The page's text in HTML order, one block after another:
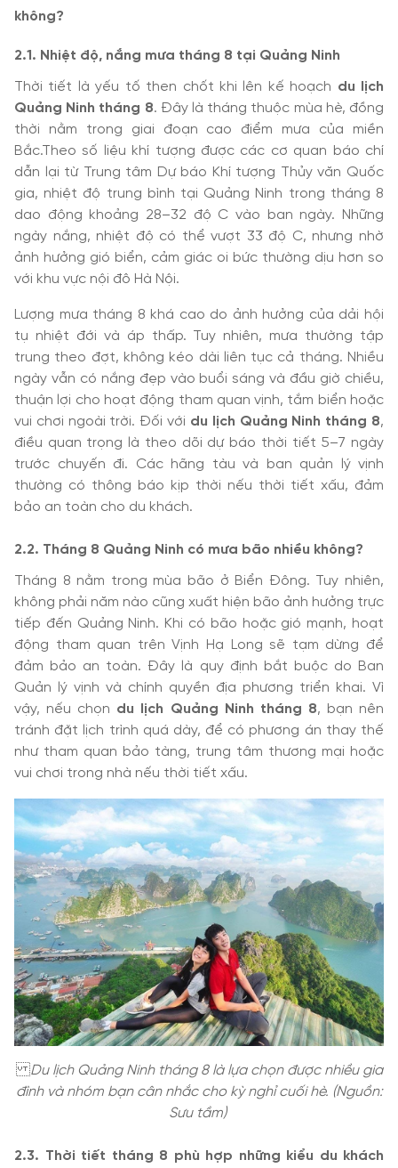
không?
2.1. Nhiệt độ, nắng mưa tháng 8 tại Quảng Ninh
Thời tiết là yếu tố then chốt khi lên kế hoạch du lịch
Quảng Ninh tháng 8. Đây là tháng thuộc mùa hè, đồng
thời nằm trong giai đoạn cao điểm mưa của miền
Bắc.Theo số liệu khí tượng được các cơ quan báo chí
dẫn lại từ Trung tâm Dự báo Khí tượng Thủy văn Quốc
gia, nhiệt độ trung bình tại Quảng Ninh trong tháng 8
dao động khoảng 28–32 độ C vào ban ngày. Những
ngày nắng, nhiệt độ có thể vượt 33 độ C, nhưng nhờ
ảnh hưởng gió biển, cảm giác oi bức thường dịu hơn so
với khu vực nội đô Hà Nội.
Lượng mưa tháng 8 khá cao do ảnh hưởng của dải hội
tụ nhiệt đới và áp thấp. Tuy nhiên, mưa thường tập
trung theo đợt, không kéo dài liên tục cả tháng. Nhiều
ngày vẫn có nắng đẹp vào buổi sáng và đầu giờ chiều,
thuận lợi cho hoạt động tham quan vịnh, tắm biển hoặc
vui chơi ngoài trời. Đối với du lịch Quảng Ninh tháng 8,
điều quan trọng là theo dõi dự báo thời tiết 5–7 ngày
trước chuyến đi. Các hãng tàu và ban quản lý vịnh
thường có thông báo kịp thời nếu thời tiết xấu, đảm
bảo an toàn cho du khách.
2.2. Tháng 8 Quảng Ninh có mưa bão nhiều không?
Tháng 8 nằm trong mùa bão ở Biển Đông. Tuy nhiên,
không phải năm nào cũng xuất hiện bão ảnh hưởng trực
tiếp đến Quảng Ninh. Khi có bão hoặc gió mạnh, hoạt
động tham quan trên Vịnh Hạ Long sẽ tạm dừng để
đảm bảo an toàn. Đây là quy định bắt buộc do Ban
Quản lý vịnh và chính quyền địa phương triển khai. Vì
vậy, nếu chọn du lịch Quảng Ninh tháng 8, bạn nên
tránh đặt lịch trình quá dày, để có phương án thay thế
như tham quan bảo tàng, trung tâm thương mại hoặc
vui chơi trong nhà nếu thời tiết xấu.
Du lịch Quảng Ninh tháng 8 là lựa chọn được nhiều gia
đình và nhóm bạn cân nhắc cho kỳ nghỉ cuối hè. (Nguồn:
Sưu tầm)
2.3. Thời tiết tháng 8 phù hợp những kiểu du khách